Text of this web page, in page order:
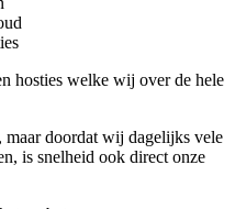
hosties welke wij over de hele
doordat wij dagelijks vele
is snelheid ook direct onze